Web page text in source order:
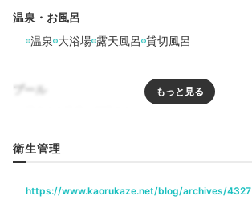
温泉・お風呂
温泉 大浴場 露天風呂 貸切風呂
プール
リラクゼーション
衛生管理
https://www.kaorukaze.net/blog/archives/4327